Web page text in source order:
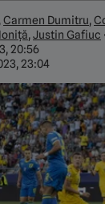
,Carmen Dumitru,
,Justin Gafiuc
20:56
23:04